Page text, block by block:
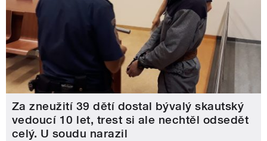
Za zneužití 39 dětí dostal bývalý skautský
vedoucí 10 let, trest si ale nechtěl odsedět
celý. U soudu narazil